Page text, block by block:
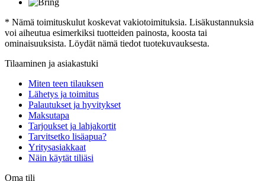
* Nämä toimituskulut koskevat vakiotoimituksia. Lisäkustannuksia
voi aiheutua esimerkiksi tuotteiden painosta, koosta tai
ominaisuuksista. Löydät nämä tiedot tuotekuvauksesta.
Tilaaminen ja asiakastuki
Miten teen tilauksen
Lähetys ja toimitus
Palautukset ja hyvitykset
Maksutapa
Tarjoukset ja lahjakortit
Tarvitsetko lisäapua?
Yritysasiakkaat
Näin käytät tiliäsi
Oma tili